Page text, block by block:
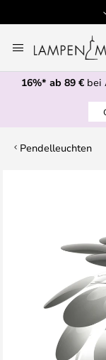
Inhalt
springen
16%* ab 89 € bei
Pendelleuchten